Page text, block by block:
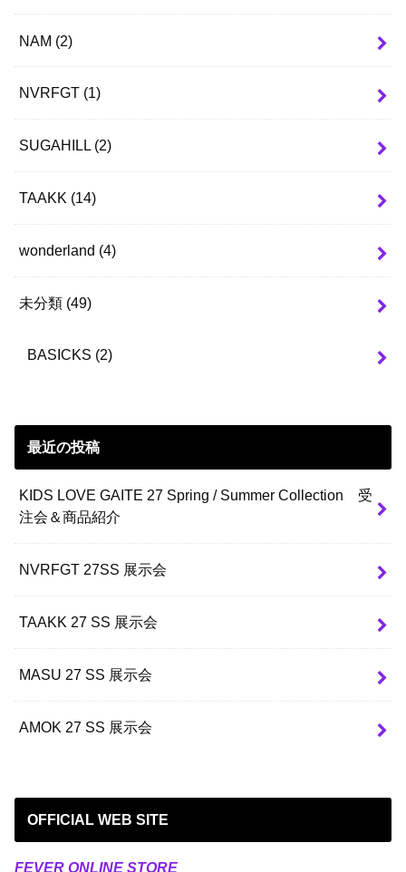
NAM (2)
NVRFGT (1)
SUGAHILL (2)
TAAKK (14)
wonderland (4)
未分類 (49)
BASICKS (2)
最近の投稿
KIDS LOVE GAITE 27 Spring / Summer Collection 受
注会＆商品紹介
NVRFGT 27SS 展示会
TAAKK 27 SS 展示会
MASU 27 SS 展示会
AMOK 27 SS 展示会
OFFICIAL WEB SITE
FEVER ONLINE STORE